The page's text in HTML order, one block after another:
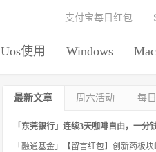
Uos使用 Windows
支付宝每日红包
最新文章 周六活动 每
「东莞银行」连续3天咖啡自由，一分
「融通基金」【留言红包】创新药板块崛